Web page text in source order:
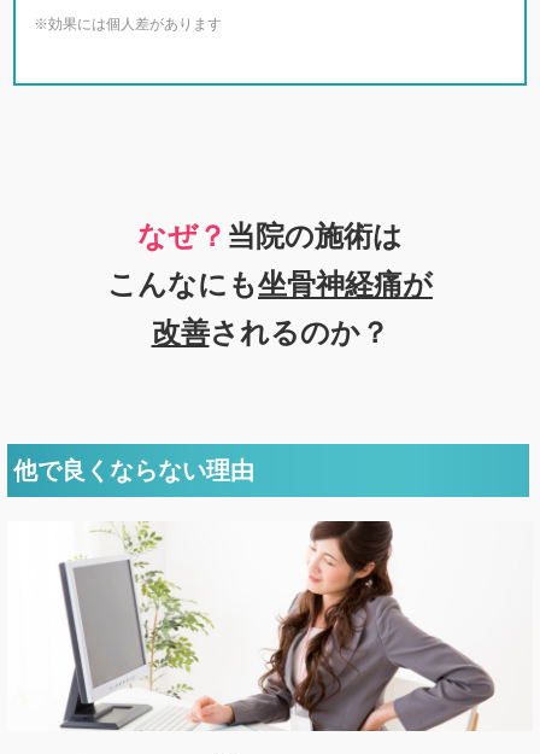
※効果には個人差があります
なぜ？ 当院の施術は
こんなにも坐骨神経痛が
改善されるのか？
他で良くならない理由